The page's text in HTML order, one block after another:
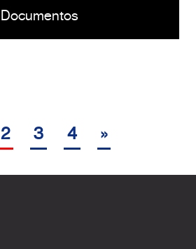
Documentos
2 3 4 »